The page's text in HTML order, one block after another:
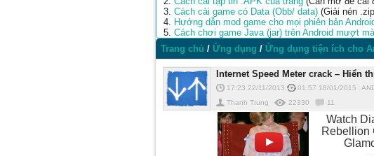
Cách cài game có Data (Obb/ data) (Giải nén
Hướng dẫn mod game cho mọi phiên bản
Cách chơi game Java (jar) trên Android mượt mà
Trang chủ / Ứng dụng / Ứng dụng tiện ích cho
Internet Speed Meter crack – Hiển
17:23 22/11/2013 01:57 18/01/2015
Thanh Trung
22330 11